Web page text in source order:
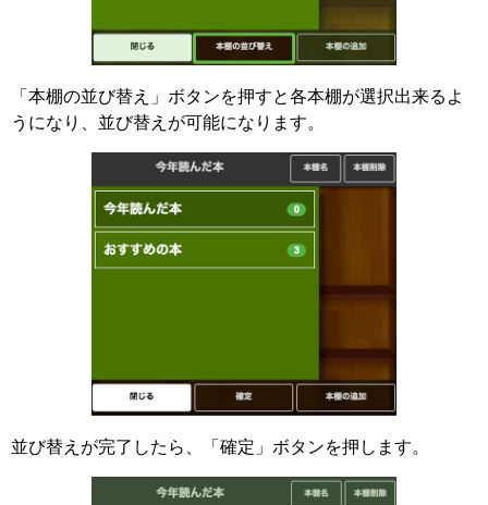
「本棚の並び替え」ボタンを押すと各本棚が選択出来るよ
うになり、並び替えが可能になります。
並び替えが完了したら、「確定」ボタンを押します。